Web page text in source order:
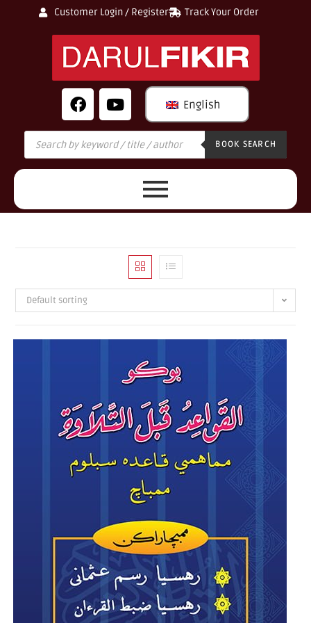
Customer Login / Register Track Your Order
English
BOOK SEARCH
Default sorting